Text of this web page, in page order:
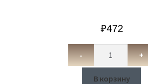
₽472
- +
В корзину